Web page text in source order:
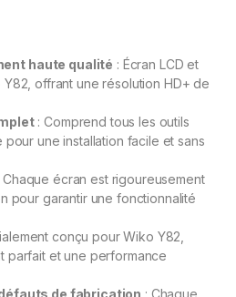
haute qualité : Écran LCD et
offrant une résolution HD+ de
: Comprend tous les outils
une installation facile et sans
Chaque écran est rigoureusement
pour garantir une fonctionnalité
conçu pour Wiko Y82,
parfait et une performance
de fabrication : Chaque